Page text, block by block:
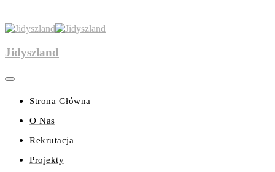
Jidyszland
Strona Główna
O Nas
Rekrutacja
Projekty